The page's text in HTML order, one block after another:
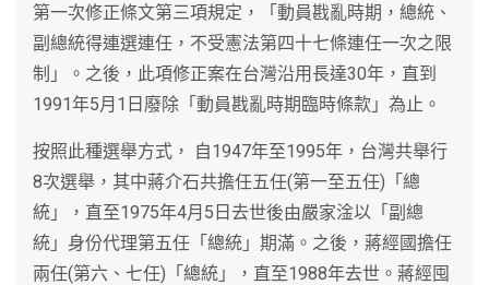
第一次修正條文第三項規定，「動員戡亂時期，總統、
副總統得連選連任，不受憲法第四十七條連任一次之限
制」。之後，此項修正案在台灣沿用長達30年，直到
1991年5月1日廢除「動員戡亂時期臨時條款」為止。
按照此種選舉方式， 自1947年至1995年，台灣共舉行
8次選舉，其中蔣介石共擔任五任(第一至五任)「總
統」，直至1975年4月5日去世後由嚴家淦以「副總
統」身份代理第五任「總統」期滿。之後，蔣經國擔任
兩任(第六、七任)「總統」，直至1988年去世。蔣經囤